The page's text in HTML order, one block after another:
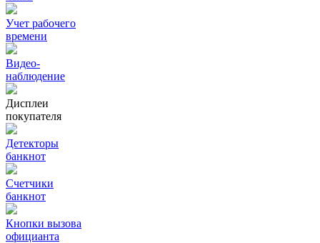
Учет рабочего
времени
Видео‑
наблюдение
Дисплеи
покупателя
Детекторы
банкнот
Счетчики
банкнот
Кнопки вызова
официанта